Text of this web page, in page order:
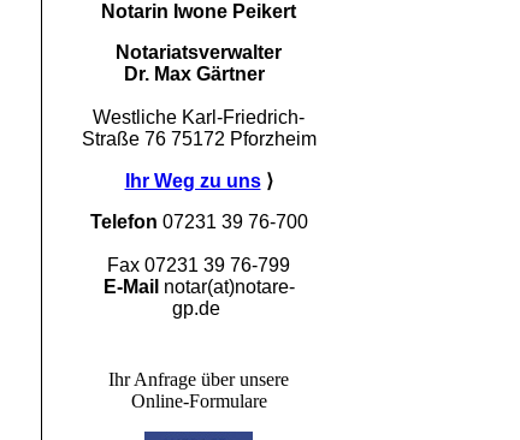
Notarin Iwone Peikert
Notariatsverwalter
Dr. Max Gärtner
Westliche Karl-Friedrich-
Straße 76 75172 Pforzheim
Ihr Weg zu uns⟩
Telefon 07231 39 76-700
Fax 07231 39 76-799
E-Mail notar(at)notare-
gp.de
Ihr Anfrage über unsere
Online-Formulare